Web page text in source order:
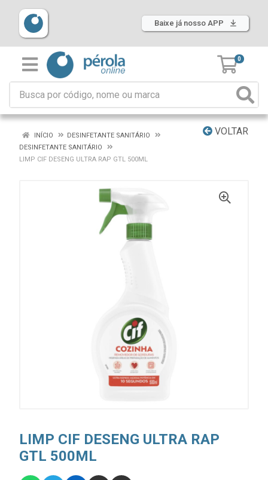
Baixe já nosso APP
0
VOLTAR
INÍCIO
DESINFETANTE SANITÁRIO
DESINFETANTE SANITÁRIO
LIMP CIF DESENG ULTRA RAP GTL 500ML
LIMP CIF DESENG ULTRA RAP
GTL 500ML